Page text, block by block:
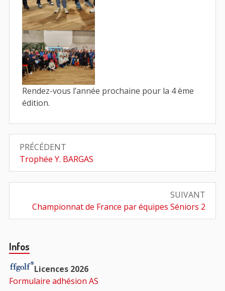
Rendez-vous l’année prochaine pour la 4 ème
édition.
Navigation
de
l’article
PRÉCÉDENT
Article
précédent
:
Trophée Y. BARGAS
SUIVANT
Article
suivant
Championnat de France par équipes Séniors 2
Barre
principale
Infos
Licences 2026
Formulaire adhésion AS